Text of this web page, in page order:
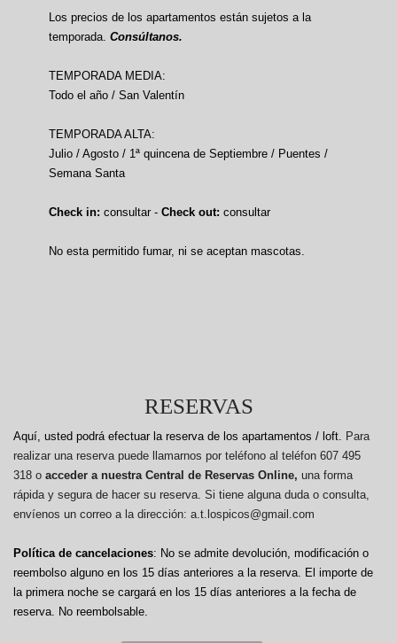
Los precios de los apartamentos están sujetos a la
temporada. Consúltanos.
TEMPORADA MEDIA:
Todo el año / San Valentín
TEMPORADA ALTA:
Julio / Agosto / 1ª quincena de Septiembre / Puentes /
Semana Santa
Check in: consultar - Check out: consultar
No esta permitido fumar, ni se aceptan mascotas.
RESERVAS
Aquí, usted podrá efectuar la reserva de los apartamentos / loft. Para
realizar una reserva puede llamarnos por teléfono al teléfon 607 495
318 o acceder a nuestra Central de Reservas Online, una forma
rápida y segura de hacer su reserva. Si tiene alguna duda o consulta,
envíenos un correo a la dirección: a.t.lospicos@gmail.com
Política de cancelaciones: No se admite devolución, modificación o
reembolso alguno en los 15 días anteriores a la reserva. El importe de
la primera noche se cargará en los 15 días anteriores a la fecha de
reserva. No reembolsable.